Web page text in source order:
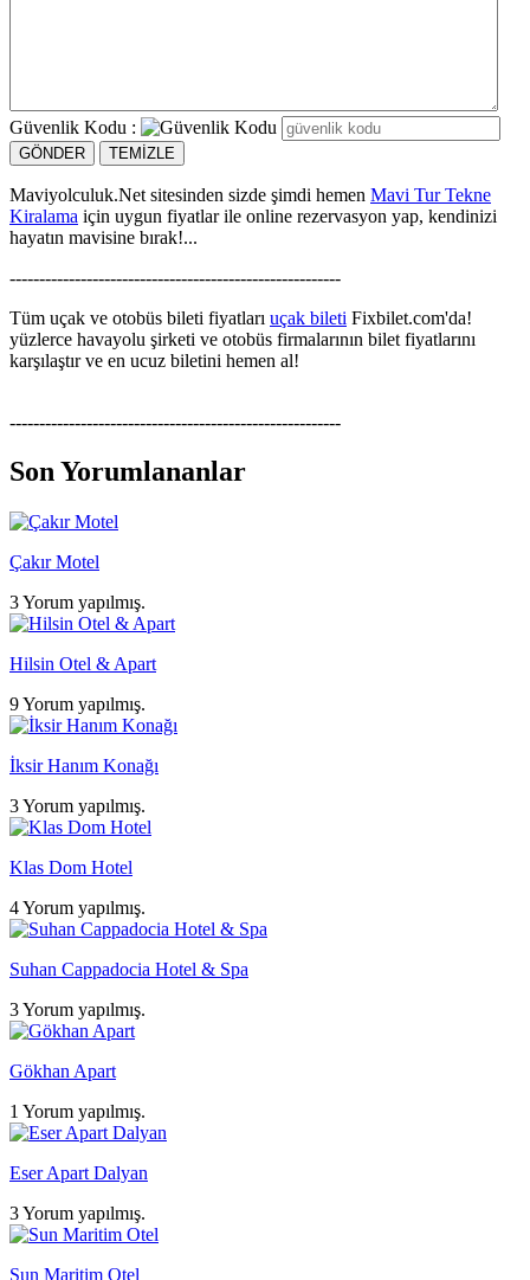
Güvenlik Kodu :
Maviyolculuk.Net sitesinden sizde şimdi hemen Mavi Tur Tekne
Kiralama için uygun fiyatlar ile online rezervasyon yap, kendinizi
hayatın mavisine bırak!...
--------------------------------------------------------
Tüm uçak ve otobüs bileti fiyatları uçak bileti Fixbilet.com'da!
yüzlerce havayolu şirketi ve otobüs firmalarının bilet fiyatlarını
karşılaştır ve en ucuz biletini hemen al!
--------------------------------------------------------
Son Yorumlananlar
Çakır Motel
3 Yorum yapılmış.
Hilsin Otel & Apart
9 Yorum yapılmış.
İksir Hanım Konağı
3 Yorum yapılmış.
Klas Dom Hotel
4 Yorum yapılmış.
Suhan Cappadocia Hotel & Spa
3 Yorum yapılmış.
Gökhan Apart
1 Yorum yapılmış.
Eser Apart Dalyan
3 Yorum yapılmış.
Sun Maritim Otel